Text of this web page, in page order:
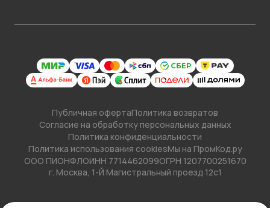
Публичная офертаПолитика возвратов
Согласие на обработку персональных данных
Политика конфиденциальности
Политика использования cookiesМы на ПромКод.ру
ООО ПИОНФЛОИНН 7714462099ОГРН 1207700251670
г. Москва, 1-Й Магистральный проезд 12с1